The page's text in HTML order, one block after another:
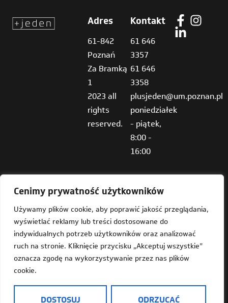
Cenimy prywatność użytkowników
Używamy plików cookie, aby poprawić jakość przeglądania,
wyświetlać reklamy lub treści dostosowane do
indywidualnych potrzeb użytkowników oraz analizować
ruch na stronie. Kliknięcie przycisku „Akceptuj wszystkie”
oznacza zgodę na wykorzystywanie przez nas plików
cookie.
DOSTOSUJ ODRZUCAĆ
Adres
61-842
Poznań
Za Bramką
1
2023 all
rights
reserved.
Kontakt
61 646
3357
61 646
3358
plusjeden@um.poznan.pl
poniedziałek
- piątek,
8:00 -
16:00
Deklaracja dostępności
Mapa strony
Dostępność
Informacja o Plus Jeden w języku prostym do czytania